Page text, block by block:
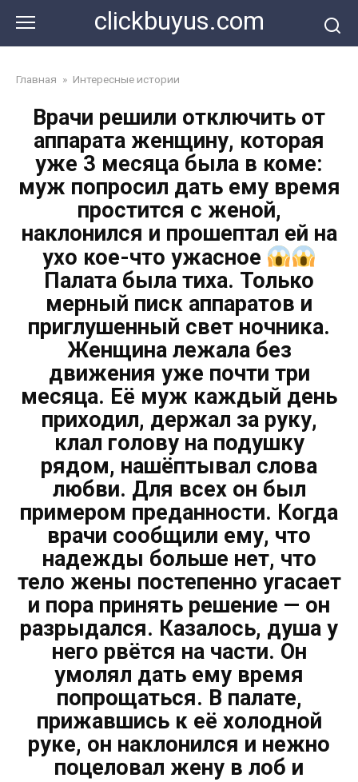
контенту
clickbuyus.com
Главная » Интересные истории
Врачи решили отключить от
аппарата женщину, которая
уже 3 месяца была в коме:
муж попросил дать ему время
простится с женой,
наклонился и прошептал ей на
ухо кое-что ужасное
Палата была тиха. Только
мерный писк аппаратов и
приглушенный свет ночника.
Женщина лежала без
движения уже почти три
месяца. Её муж каждый день
приходил, держал за руку,
клал голову на подушку
рядом, нашёптывал слова
любви. Для всех он был
примером преданности. Когда
врачи сообщили ему, что
надежды больше нет, что
тело жены постепенно угасает
и пора принять решение — он
разрыдался. Казалось, душа у
него рвётся на части. Он
умолял дать ему время
попрощаться. В палате,
прижавшись к её холодной
руке, он наклонился и нежно
поцеловал жену в лоб и